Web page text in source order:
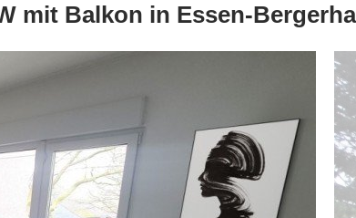
mit Balkon in Essen-